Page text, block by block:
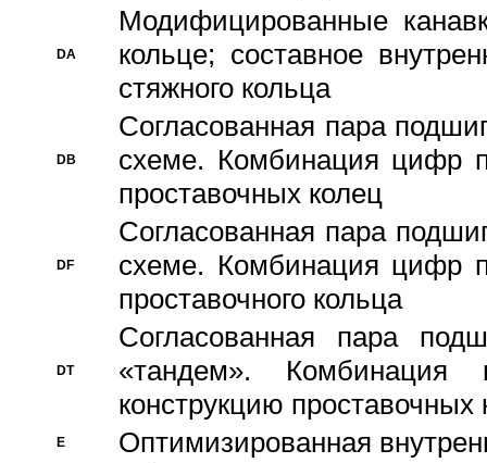
DA
Модифицированные
кольце; составное
стяжного кольца
DB
Согласованная пара
схеме. Комбинация цифр
проставочных колец
DF
Согласованная пара
схеме. Комбинация цифр
проставочного кольца
DT
Согласованная пара
«тандем».
конструкцию проставочных
E
Оптимизированная